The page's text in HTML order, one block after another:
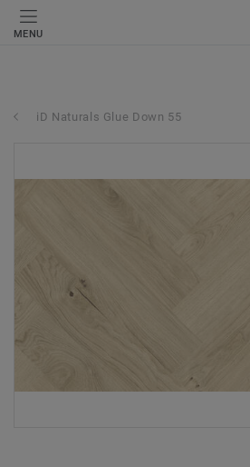
MENU
iD Naturals Glue Down 55